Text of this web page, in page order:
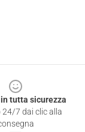
tutta sicurezza
7 dai clic alla